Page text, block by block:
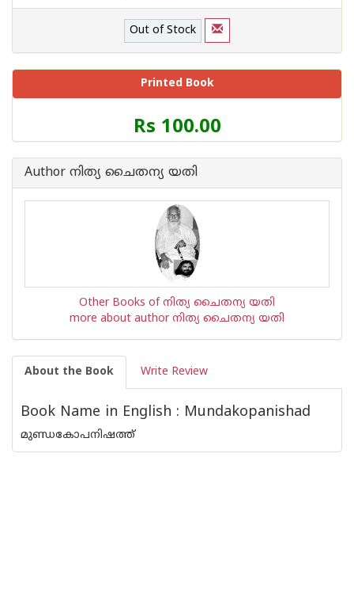
Out of Stock
Printed Book
Price
of
Book
Rs 100.00
Author നിത്യ ചൈതന്യ യതി
Other Books of നിത്യ ചൈതന്യ യതി
more about author നിത്യ ചൈതന്യ യതി
About the Book Write Review
Book Name in English : Mundakopanishad
മുണ്ഡകോപനിഷത്ത്